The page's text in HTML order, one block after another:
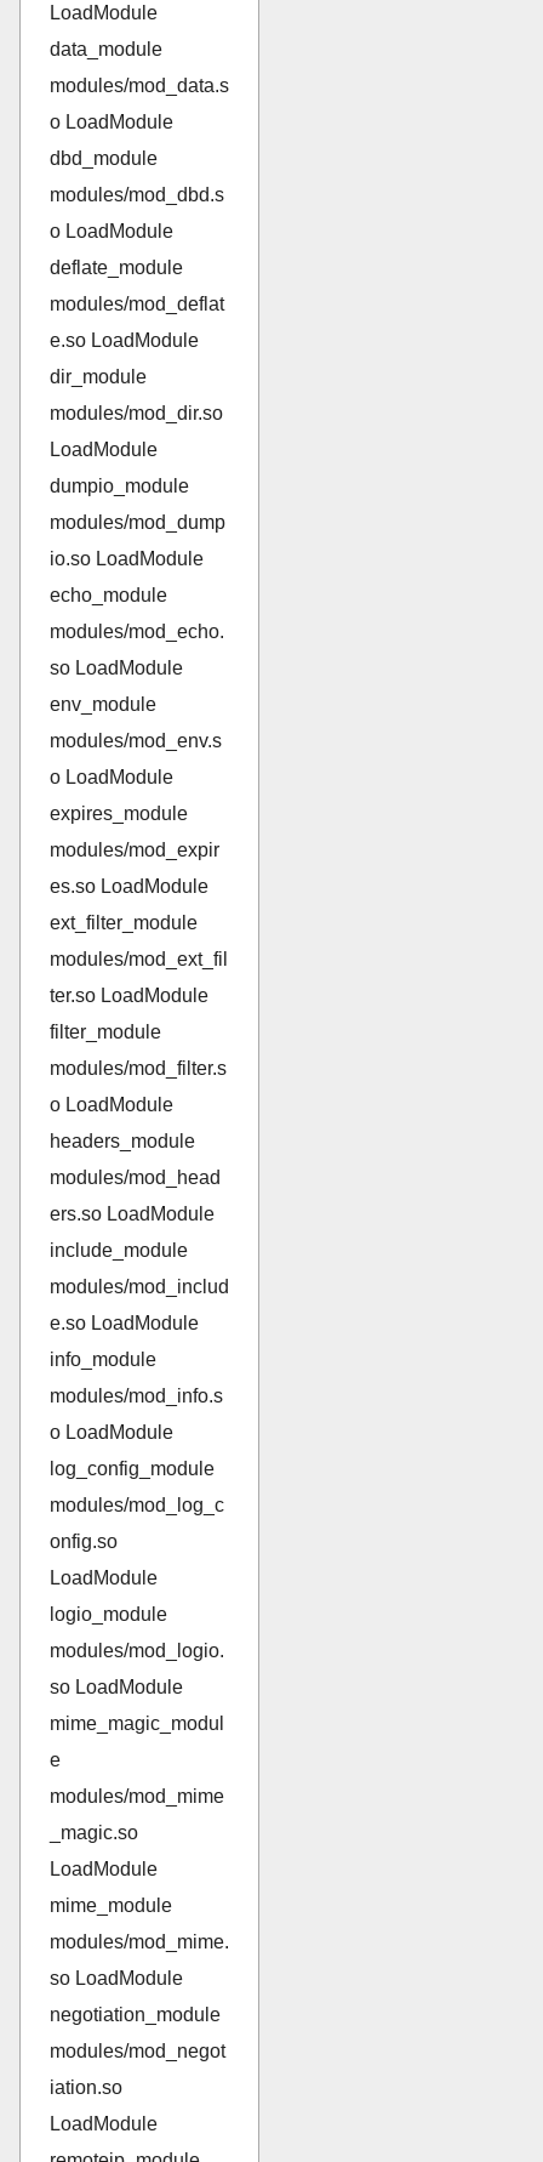
LoadModule
data_module
modules/mod_data.s
o LoadModule
dbd_module
modules/mod_dbd.s
o LoadModule
deflate_module
modules/mod_deflat
e.so LoadModule
dir_module
modules/mod_dir.so
LoadModule
dumpio_module
modules/mod_dump
io.so LoadModule
echo_module
modules/mod_echo.
so LoadModule
env_module
modules/mod_env.s
o LoadModule
expires_module
modules/mod_expir
es.so LoadModule
ext_filter_module
modules/mod_ext_fil
ter.so LoadModule
filter_module
modules/mod_filter.s
o LoadModule
headers_module
modules/mod_head
ers.so LoadModule
include_module
modules/mod_includ
e.so LoadModule
info_module
modules/mod_info.s
o LoadModule
log_config_module
modules/mod_log_c
onfig.so
LoadModule
logio_module
modules/mod_logio.
so LoadModule
mime_magic_modul
e
modules/mod_mime
_magic.so
LoadModule
mime_module
modules/mod_mime.
so LoadModule
negotiation_module
modules/mod_negot
iation.so
LoadModule